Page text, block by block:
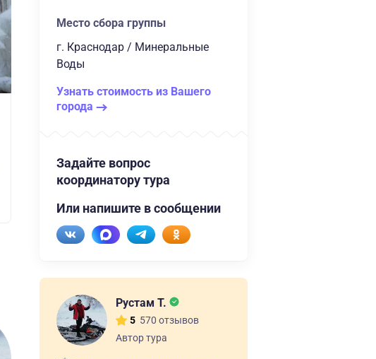
Место сбора группы
г. Краснодар / Минеральные
Воды
Узнать стоимость из Вашего
города
Задайте вопрос
координатору тура
Или напишите в сообщении
Рустам Т.
5 570 отзывов
Автор тура